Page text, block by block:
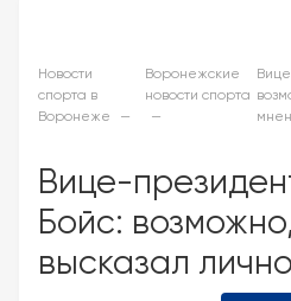
Новости
спорта в
Воронеже
Воронежские
новости спорта
Вице-
Бойс:
высказал